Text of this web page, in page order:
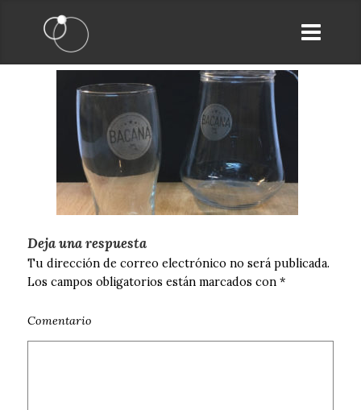
Deja una respuesta
Tu dirección de correo electrónico no será publicada.
Los campos obligatorios están marcados con*
Comentario